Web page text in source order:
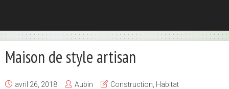
Maison de style artisan
avril 26, 2018 Aubin Construction Habitat